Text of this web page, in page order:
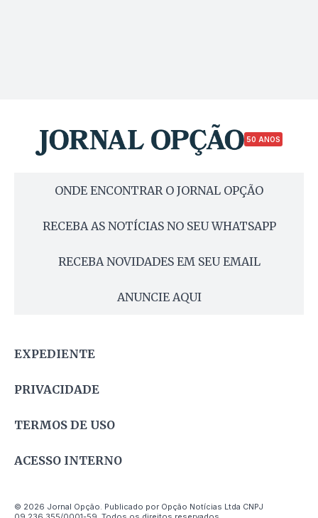
50 ANOS
ONDE ENCONTRAR O JORNAL OPÇÃO
RECEBA AS NOTÍCIAS NO SEU WHATSAPP
RECEBA NOVIDADES EM SEU EMAIL
ANUNCIE AQUI
EXPEDIENTE
PRIVACIDADE
TERMOS DE USO
ACESSO INTERNO
© 2026 Jornal Opção. Publicado por Opção Notícias Ltda CNPJ